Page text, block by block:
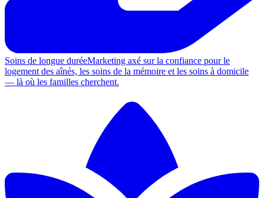
Soins de longue duréeMarketing axé sur la confiance pour le
logement des aînés, les soins de la mémoire et les soins à domicile
— là où les familles cherchent.